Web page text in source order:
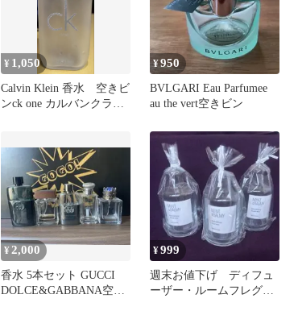
¥ 1,050
Calvin Klein 香水 空きビ
ンck one カルバンクライ
¥950
BVLGARI Eau Parfumee
au the vert空きビン
¥ 2,000
香水 5本セット GUCCI
DOLCE&GABBANA空き
¥999
週末お値下げ ディフュ
ーザー・ルームフレグラ